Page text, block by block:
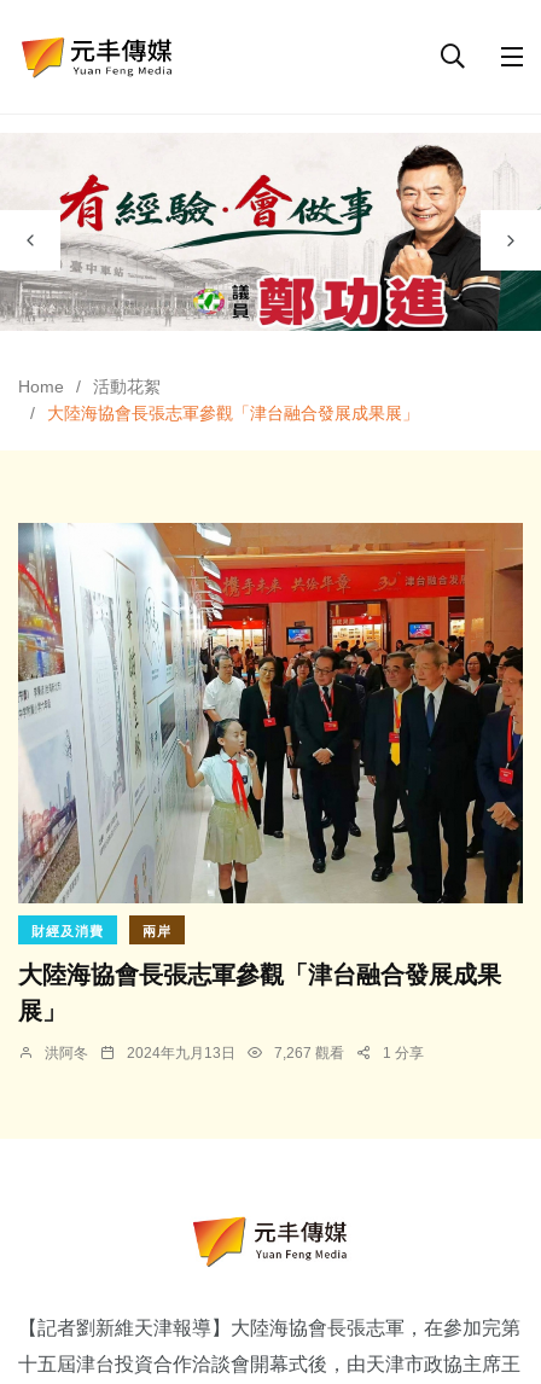
Home
活動花絮
大陸海協會長張志軍參觀「津台融合發展成果展」
財經及消費 兩岸
大陸海協會長張志軍參觀「津台融合發展成果
展」
洪阿冬 2024年九月13日 7,267 觀看 1 分享
【記者劉新維天津報導】大陸海協會長張志軍，在參加完第
十五屆津台投資合作洽談會開幕式後，由天津市政協主席王